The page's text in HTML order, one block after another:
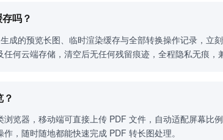
吗？
成的预览长图、临时渲染缓存与全部转换操作记录，立
何云端存储，清空后无任何残留痕迹，全程隐私无痕，
？
览器，移动端可直接上传 PDF 文件，自动适配屏幕比
，随时随地都能快速完成 PDF 转长图处理。